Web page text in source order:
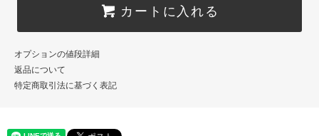
カートに入れる
オプションの値段詳細
返品について
特定商取引法に基づく表記